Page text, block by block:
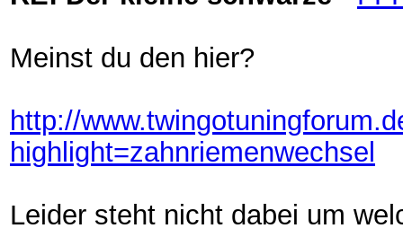
Meinst du den hier?
http://
highlight=zahnriemenwechsel
Leider steht nicht dabei um